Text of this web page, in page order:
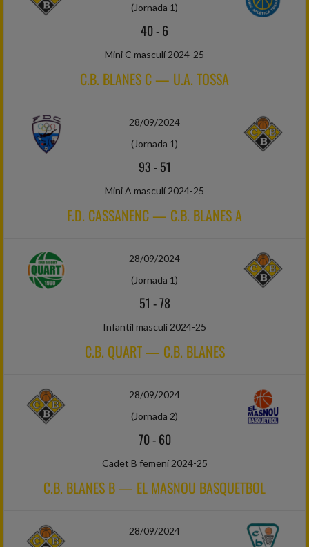
(Jornada 1)
40-6
Mini C masculí 2024-25
C.B. BLANES C — U.A. TOSSA
28/09/2024
(Jornada 1)
93-51
Mini A masculí 2024-25
F.D. CASSANENC — C.B. BLANES A
28/09/2024
(Jornada 1)
51 -78
Infantil masculí 2024-25
C.B. QUART — C.B. BLANES
28/09/2024
(Jornada 2)
70-60
Cadet B femení 2024-25
C.B. BLANES B — EL MASNOU BASQUETBOL
28/09/2024